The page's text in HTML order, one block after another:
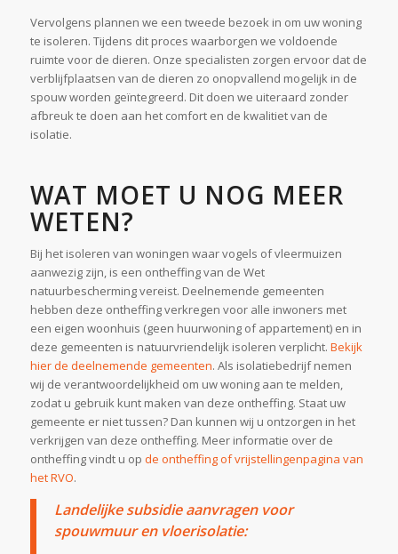
Vervolgens plannen we een tweede bezoek in om uw woning
te isoleren. Tijdens dit proces waarborgen we voldoende
ruimte voor de dieren. Onze specialisten zorgen ervoor dat de
verblijfplaatsen van de dieren zo onopvallend mogelijk in de
spouw worden geïntegreerd. Dit doen we uiteraard zonder
afbreuk te doen aan het comfort en de kwalitiet van de
isolatie.
WAT MOET U NOG MEER
WETEN?
Bij het isoleren van woningen waar vogels of vleermuizen
aanwezig zijn, is een ontheffing van de Wet
natuurbescherming vereist. Deelnemende gemeenten
hebben deze ontheffing verkregen voor alle inwoners met
een eigen woonhuis (geen huurwoning of appartement) en in
deze gemeenten is natuurvriendelijk isoleren verplicht. Bekijk
hier de deelnemende gemeenten. Als isolatiebedrijf nemen
wij de verantwoordelijkheid om uw woning aan te melden,
zodat u gebruik kunt maken van deze ontheffing. Staat uw
gemeente er niet tussen? Dan kunnen wij u ontzorgen in het
verkrijgen van deze ontheffing. Meer informatie over de
ontheffing vindt u op de ontheffing of vrijstellingenpagina van
het RVO.
Landelijke subsidie aanvragen voor
spouwmuur en vloerisolatie: